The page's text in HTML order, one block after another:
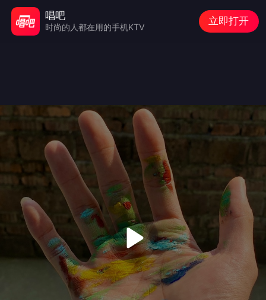
唱吧
时尚的人都在用的手机KTV
立即打开